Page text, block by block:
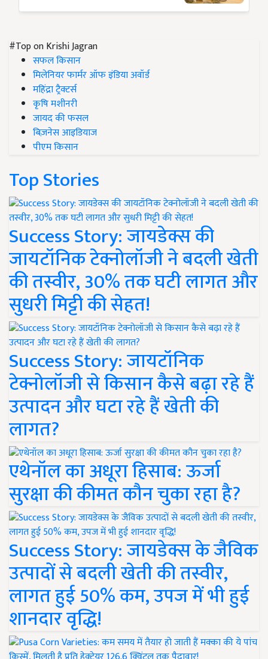
#Top on Krishi Jagran
सफल किसान
मिलेनियर फार्मर ऑफ इंडिया अवॉर्ड
महिंद्रा ट्रैक्टर्स
कृषि मशीनरी
जायद की फसल
बिज़नेस आइडियाज
पीएम किसान
Top Stories
Success Story: जायडेक्स की
जायटॉनिक टेक्नोलॉजी ने बदली खेती
की तस्वीर, 30% तक घटी लागत और
सुधरी मिट्टी की सेहत!
Success Story: जायटॉनिक
टेक्नोलॉजी से किसान कैसे बढ़ा रहे हैं
उत्पादन और घटा रहे हैं खेती की
लागत?
एथेनॉल का अधूरा हिसाब: ऊर्जा
सुरक्षा की कीमत कौन चुका रहा है?
Success Story: जायडेक्स के जैविक
उत्पादों से बदली खेती की तस्वीर,
लागत हुई 50% कम, उपज में भी हुई
शानदार वृद्धि!